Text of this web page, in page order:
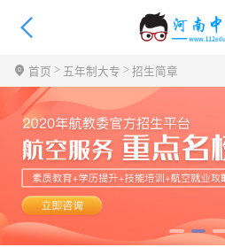
首页 > 五年制大专 >招生简章